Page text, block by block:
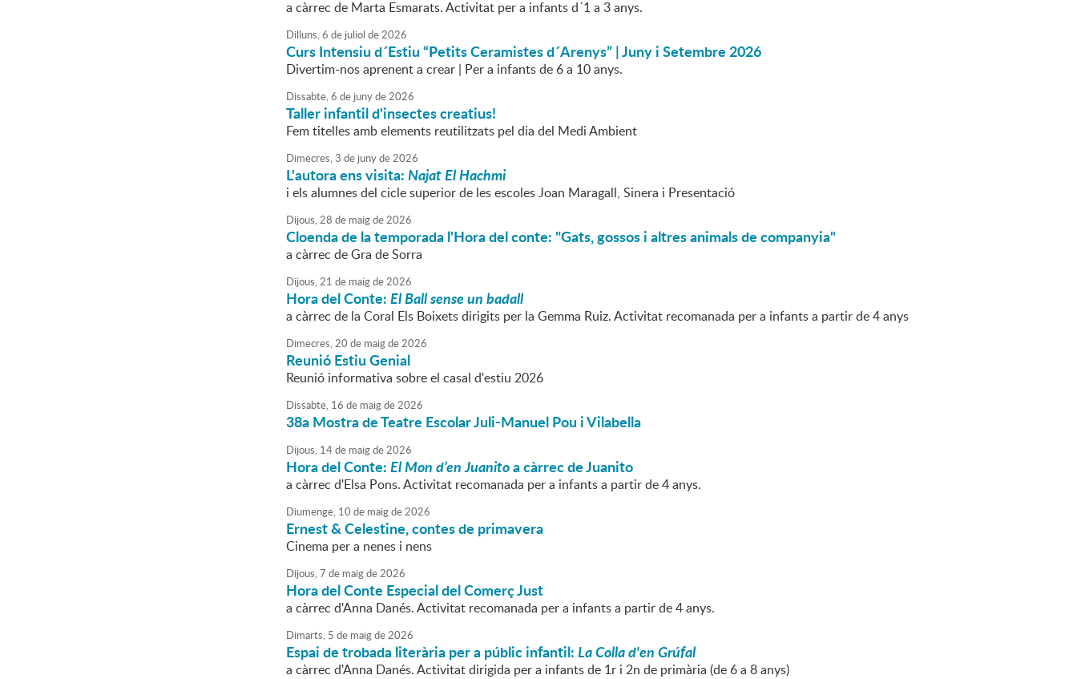
a càrrec de Marta Esmarats. Activitat per a infants d´1 a 3 anys.
Dilluns,6 de juliol de2026
Curs Intensiu d´Estiu “Petits Ceramistes d´Arenys” | Juny i Setembre 2026
Divertim-nos aprenent a crear | Per a infants de 6 a 10 anys.
Dissabte,6 de junyde2026
Taller infantil d'insectes creatius!
Fem titelles amb elements reutilitzats pel dia del Medi Ambient
Dimecres,3 de junyde2026
L'autora ens visita:Najat El Hachmi
i els alumnes del cicle superior de les escoles Joan Maragall, Sinera i Presentació
Dijous,28 de maigde2026
Cloenda de la temporada l'Hora del conte: "Gats, gossos i altres animals de companyia"
a càrrec de Gra de Sorra
Dijous,21 de maigde2026
Hora del Conte:El Ball senseunbadall
a càrrec de la Coral Els Boixets dirigits per la Gemma Ruiz. Activitat recomanada per a infants a partir de 4 anys
Dimecres,20 de maigde2026
Reunió Estiu Genial
Reunió informativa sobre el casal d'estiu 2026
Dissabte, 16 de maigde2026
38a Mostra de Teatre Escolar Juli-Manuel Pou i Vilabella
Dijous, 14de maigde2026
Hora del Conte:El Mon d’en Juanitoa càrrec de Juanito
a càrrec d'Elsa Pons. Activitat recomanada per a infants a partir de 4 anys.
Diumenge, 10 de maigde2026
Ernest & Celestine, contes de primavera
Cinema per a nenes i nens
Dijous,7 de maigde2026
Hora del Conte Especial del Comerç Just
a càrrec d'Anna Danés. Activitat recomanada per a infants a partir de 4 anys.
Dimarts, 5 de maigde2026
Espai de trobada literària per a públic infantil:La Colla d'en Grúfal
a càrrec d'Anna Danés. Activitat dirigida per a infants de 1r i 2n de primària (de 6 a 8 anys)